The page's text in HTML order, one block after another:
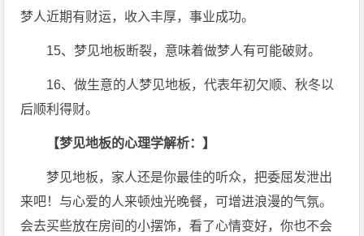
梦人近期有财运，收入丰厚，事业成功。
15、梦见地板断裂，意味着做梦人有可能破财。
16、做生意的人梦见地板，代表年初欠顺、秋冬以
后顺利得财。
【梦见地板的心理学解析：】
梦见地板，家人还是你最佳的听众，把委屈发泄出
来吧！与心爱的人来顿烛光晚餐，可增进浪漫的气氛。
会去买些放在房间的小摆饰，看了心情变好，你也不会